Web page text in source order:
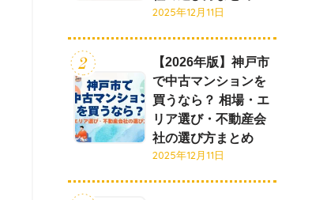
2025年12月11日
【2026年版】神戸市
で中古マンションを
買うなら？ 相場・エ
リア選び・不動産会
社の選び方まとめ
2025年12月11日